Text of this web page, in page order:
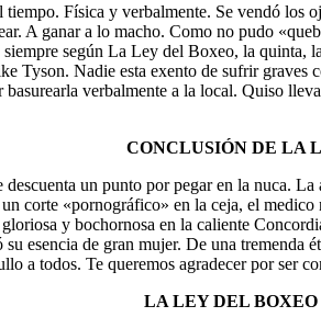
Física y verbalmente. Se vendó los
A ganar a lo macho. Como no pudo
según La Ley del Boxeo, la quinta,
Tyson. Nadie esta exento de sufrir
verbalmente a la local. Quiso
CONCLUSIÓN DE LA
un punto por pegar en la nuca.
corte «pornográfico» en la ceja, el
y bochornosa en la caliente
esencia de gran mujer. De una
a todos. Te queremos agradecer por
LA LEY DEL BOXEO